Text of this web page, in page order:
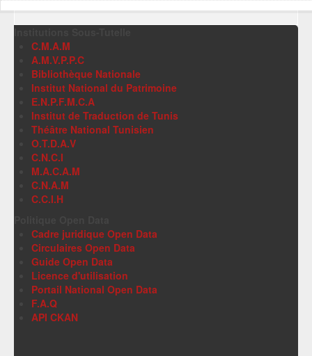
C.M.A.M
A.M.V.P.P.C
Bibliothèque Nationale
Institut National du Patrimoine
E.N.P.F.M.C.A
Institut de Traduction de Tunis
Théâtre National Tunisien
O.T.D.A.V
C.N.C.I
M.A.C.A.M
C.N.A.M
C.C.I.H
Cadre juridique Open Data
Circulaires Open Data
Guide Open Data
Licence d'utilisation
Portail National Open Data
F.A.Q
API CKAN